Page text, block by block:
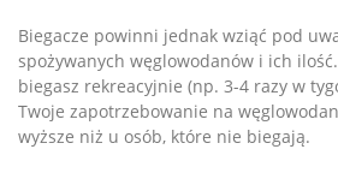
Biegacze powinni jednak wziąć pod
spożywanych węglowodanów i ich
biegasz rekreacyjnie (np. 3-4 razy w
Twoje zapotrzebowanie na
wyższe niż u osób, które nie biegają.